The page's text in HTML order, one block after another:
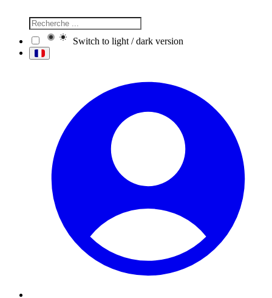
Switch to light / dark version